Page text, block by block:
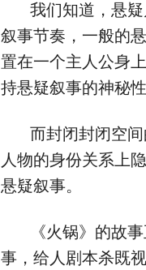
我们知道，悬
叙事节奏，一般的
置在一个主人公身
持悬疑叙事的神秘
而封闭封闭空
人物的身份关系上
悬疑叙事。
《火锅》的故
事，给人剧本杀既